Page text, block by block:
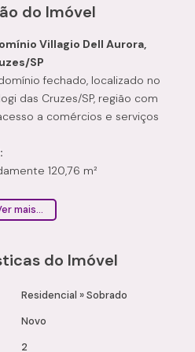
do Imóvel
Villagio Dell Aurora,
SP
fechado, localizado no
das Cruzes/SP, região com
a comércios e serviços
120,76 m²
próximo a escolas,
mais...
do Imóvel
Residencial »Sobrado
Novo
2